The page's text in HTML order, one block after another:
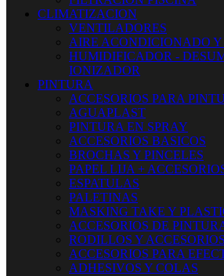
CLIMATIZACION
VENTILADORES
AIRE ACONDICIONADO
HUMIDIFICADOR -
IONIZADOR
PINTURA
ACCESORIOS PARA
AGUAPLAST
PINTURA EN SPRAY
ACCESORIOS BASICOS
BROCHAS Y PINCELES
PAPEL LIJA +
ESPATULAS
PALETINAS
MASKING TAKE Y
ACCESORIOS DE
RODILLOS Y ACCESORIOS
ACCESORIOS PARA
ADHESIVOS Y COLAS